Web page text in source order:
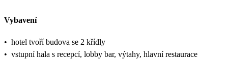
Vybavení
• hotel tvoří budova se 2 křídly
• vstupní hala s recepcí, lobby bar, výtahy, hlavní restaurace